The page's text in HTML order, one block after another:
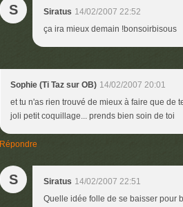
S Siratus 14/02/2007 22:52
ça ira mieux demain !bonsoirbisous
Sophie (Ti Taz sur OB) 14/02/2007 20:01
et tu n'as rien trouvé de mieux à faire que de
joli petit coquillage... prends bien soin de toi
Répondre
S Siratus 14/02/2007 22:51
Quelle idée folle de se baisser pour